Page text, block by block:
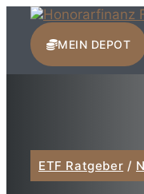
Zum
Inhalt
springenMEIN DEPOT
ETF Ratgeber /